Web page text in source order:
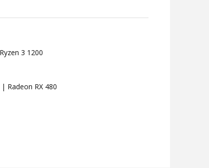
3 1200
Radeon RX 480